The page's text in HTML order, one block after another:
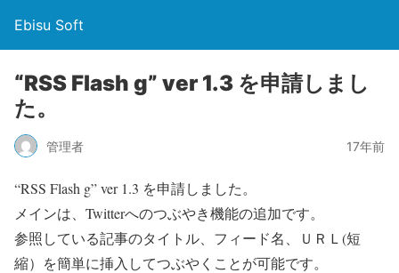
Ebisu Soft
“RSS Flash g” ver 1.3 を申請しまし
た。
管理者 17年前
“RSS Flash g” ver 1.3 を申請しました。
メインは、Twitterへのつぶやき機能の追加です。
参照している記事のタイトル、フィード名、ＵＲＬ(短
縮）を簡単に挿入してつぶやくことが可能です。